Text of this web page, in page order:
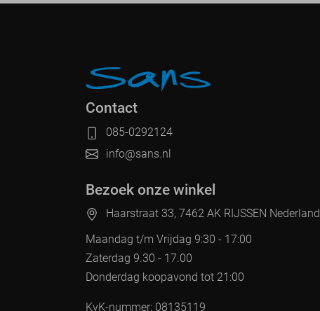
Contact
085-0292124
info@sans.nl
Bezoek onze winkel
Haarstraat 33, 7462 AK RIJSSEN Nederland
Maandag t/m Vrijdag 9:30 - 17:00
Zaterdag 9.30 - 17.00
Donderdag koopavond tot 21:00
KvK-nummer: 08135119